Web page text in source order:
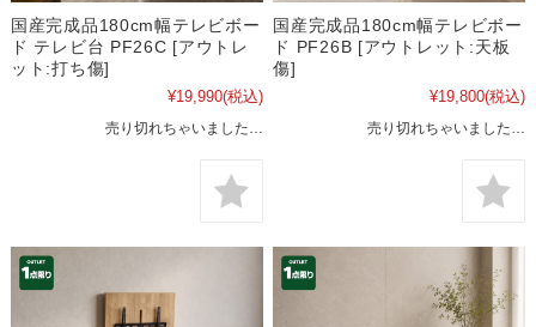
国産完成品180cm幅テレビボー
ド テレビ台 PF26C [アウトレ
ット:打ち傷]
¥19,990(税込)
売り切れちゃいました…
国産完成品180cm幅テレビボー
ド PF26B [アウトレット:天板
傷]
¥19,800(税込)
売り切れちゃいました…